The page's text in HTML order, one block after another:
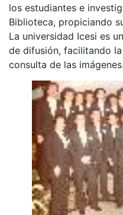
los estudiantes e
Biblioteca, propiciando
La universidad Icesi es
de difusión, facilitando
consulta de las imágenes.